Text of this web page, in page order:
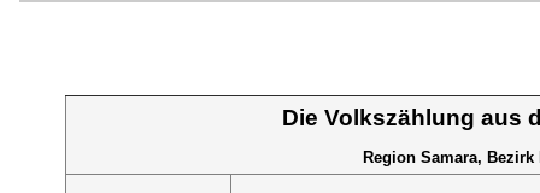
Die Volkszählung aus
Region Samara,